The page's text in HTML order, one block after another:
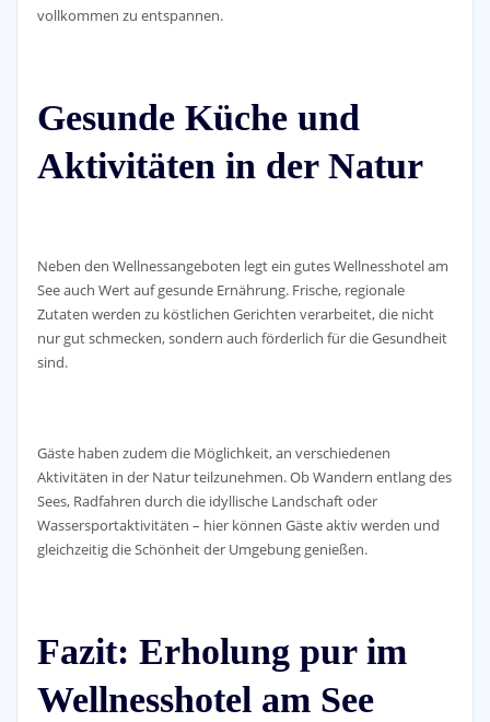
vollkommen zu entspannen.
Gesunde Küche und
Aktivitäten in der Natur
Neben den Wellnessangeboten legt ein gutes Wellnesshotel am
See auch Wert auf gesunde Ernährung. Frische, regionale
Zutaten werden zu köstlichen Gerichten verarbeitet, die nicht
nur gut schmecken, sondern auch förderlich für die Gesundheit
sind.
Gäste haben zudem die Möglichkeit, an verschiedenen
Aktivitäten in der Natur teilzunehmen. Ob Wandern entlang des
Sees, Radfahren durch die idyllische Landschaft oder
Wassersportaktivitäten – hier können Gäste aktiv werden und
gleichzeitig die Schönheit der Umgebung genießen.
Fazit: Erholung pur im
Wellnesshotel am See